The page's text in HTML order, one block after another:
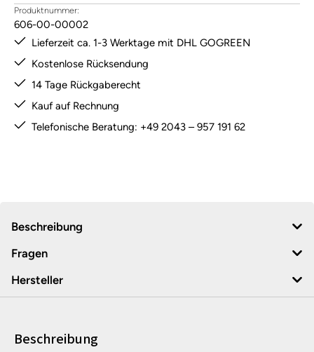
Produktnummer:
606-00-00002
Lieferzeit ca. 1-3 Werktage mit DHL GOGREEN
Kostenlose Rücksendung
14 Tage Rückgaberecht
Kauf auf Rechnung
Telefonische Beratung: +49 2043 – 957 191 62
Beschreibung
Fragen
Hersteller
Beschreibung